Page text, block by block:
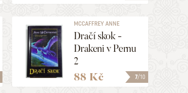
7/10
MCCAFFREY ANNE
Dračí skok -
Drakeni v Pernu
2
88 Kč